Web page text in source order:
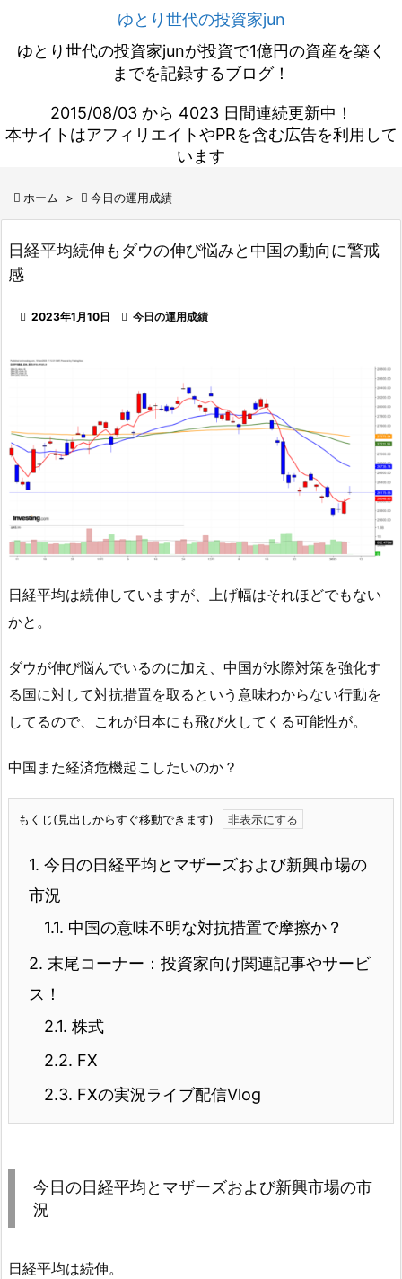
ゆとり世代の投資家jun
ゆとり世代の投資家junが投資で1億円の資産を築く
までを記録するブログ！
2015/08/03 から 4023 日間連続更新中！
本サイトはアフィリエイトやPRを含む広告を利用して
います
 ホーム >  今日の運用成績
日経平均続伸もダウの伸び悩みと中国の動向に警戒
感
 2023年1月10日  今日の運用成績
日経平均は続伸していますが、上げ幅はそれほどでもない
かと。
ダウが伸び悩んでいるのに加え、中国が水際対策を強化す
る国に対して対抗措置を取るという意味わからない行動を
してるので、これが日本にも飛び火してくる可能性が。
中国また経済危機起こしたいのか？
もくじ(見出しからすぐ移動できます)
1. 今日の日経平均とマザーズおよび新興市場の
市況
1.1. 中国の意味不明な対抗措置で摩擦か？
2. 末尾コーナー：投資家向け関連記事やサービ
ス！
2.1. 株式
2.2. FX
2.3. FXの実況ライブ配信Vlog
今日の日経平均とマザーズおよび新興市場の市
況
日経平均は続伸。